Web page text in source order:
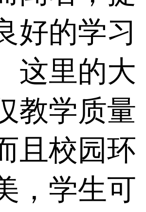
好的学习
这里的大
教学质量
且校园环
，学生可